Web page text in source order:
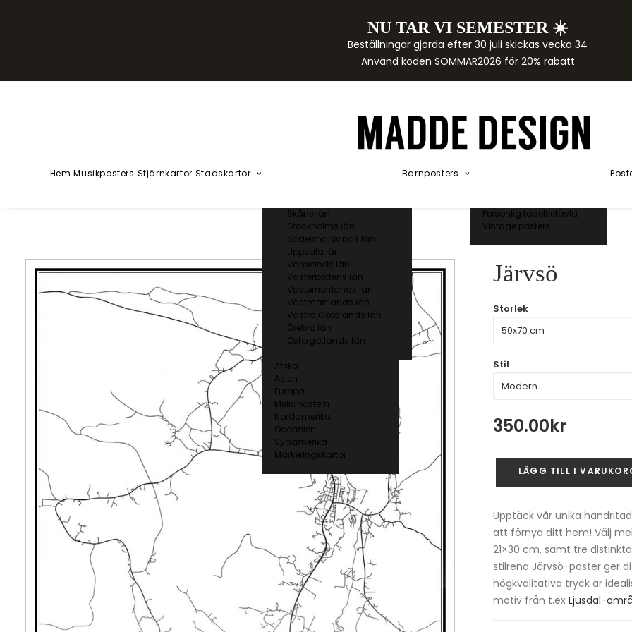
NU TAR VI SEMESTER ☀️
Beställningar gjorda efter 30 juli skickas vecka 34
Använd koden SOMMAR2026 för 20% rabatt
Hem Musikposters Stjärnkartor Stadskartor
Skåne län
Stockholms län
Södermanlands län
Uppsala län
Vämlands län
Västerbottens län
Västernorrlands län
Västmanlands län
Västra Götalands län
Örebro län
Östergötlands län
Afrika
Asien
Europa
Mellanöstern
Nordamerika
Oceanien
Sydamerika
Markeringskartor
Barnposters
Akvarellposters
Personlig födelsetavla
Vintage posters
Järvsö
Storlek
Stil
350.00kr
Järvsö
mängd
LÄGG TILL I
Upptäck vår unika
att förnya ditt hem! Välj
21×30 cm, samt tre
stilrena Järvsö-poster ger
högkvalitativa tryck är
motiv från t.ex Ljusdal-